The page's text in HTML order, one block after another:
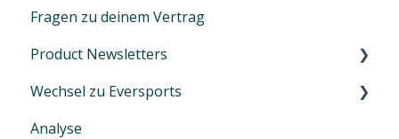
Fragen zu deinem Vertrag
Product Newsletters
Januar 2024
Februar 2024
Wechsel zu Eversports
Wechsel von einem anderen Tool zu Eversports
Analyse